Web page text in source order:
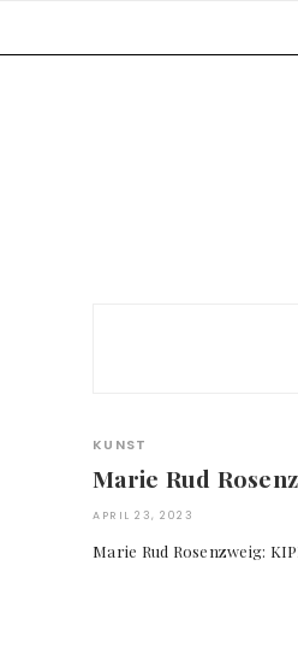
KUNST
Marie Rud
APRIL 23, 2023
Marie Rud Rosenzweig: